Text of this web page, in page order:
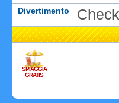
Divertimento
SPIAGGIA
GRATIS